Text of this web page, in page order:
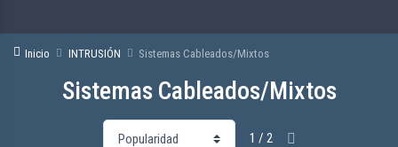
Inicio INTRUSIÓN Sistemas Cableados/Mixtos
Sistemas Cableados/Mixtos
1 / 2